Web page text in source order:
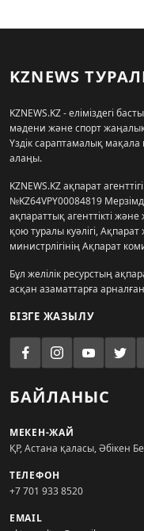
KZNEWS
KZNEWS.KZ - еліміздегі
мәдени және спорт
Үздік сараптамалық
алаңы.
KZNEWS.KZ ақпарат
№KZ64VPY00084819
ақпараттық агенттікті
қою туралы куәлігі,
министрлігінің Ақпарат
Бұл желілік ресурстың
асқан азаматтарға
БІЗГЕ ЖАЗЫЛУ
БАЙЛАНЫС
МЕКЕН-ЖАЙ
ҚР, Астана қаласы, Әбікен
ТЕЛЕФОН
+7 701 933 8520
EMAIL